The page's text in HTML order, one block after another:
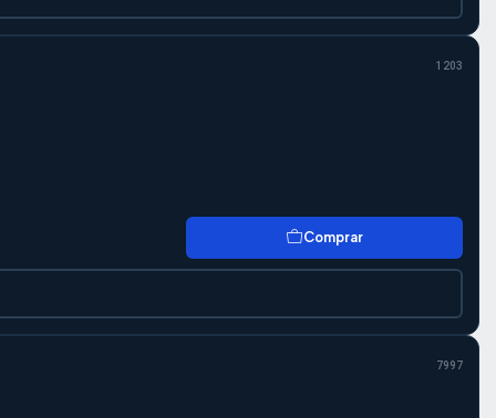
1203
Comprar
7997